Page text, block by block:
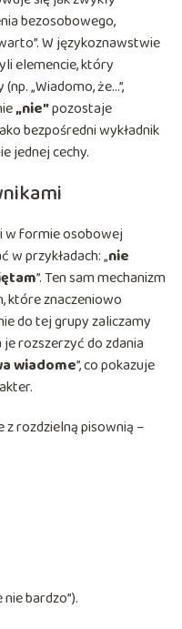
bezosobowego,
W językoznawstwie
elemencie, który
„Wiadomo, że…”,
„nie”pozostaje
bezpośredni wykładnik
jednej cechy.
w formie osobowej
w przykładach: „nie
”. Ten sam mechanizm
które znaczeniowo
do tej grupy zaliczamy
je rozszerzyć do zdania
wiadome”, co pokazuje
rozdzielną pisownią –
bardzo”).